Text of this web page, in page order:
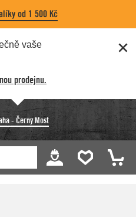
od 1 500 Kč
vaše
prodejnu.
- Černý Most